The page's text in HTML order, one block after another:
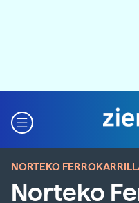
NORTEKO
Norteko